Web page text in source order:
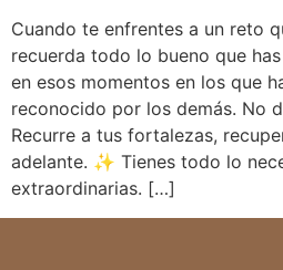
Cuando te enfrentes a un reto
recuerda todo lo bueno que
en esos momentos en los que
reconocido por los demás. No
Recurre a tus fortalezas,
adelante. ✨ Tienes todo lo
extraordinarias. […]